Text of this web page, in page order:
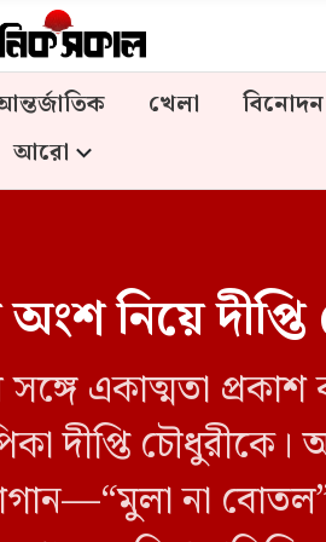
খেলা
বিনোদন
আরো
নিয়ে দীপ্তি
একাত্মতা
দীপ্তি
না